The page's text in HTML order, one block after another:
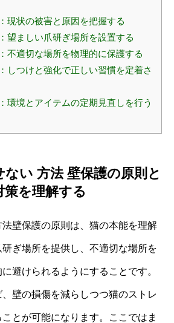
現状の被害と原因を把握する
望ましい爪研ぎ場所を設置する
不適切な場所を物理的に保護する
しつけと強化で正しい習慣を定着さ
環境とアイテムの定期見直しを行う
い 方法 壁保護の原則と
策を理解する
壁保護の原則は、猫の本能を理解
ぎ場所を提供し、不適切な場所を
避けられるようにすることです。
壁の損傷を減らしつつ猫のストレ
とが可能になります。ここではま